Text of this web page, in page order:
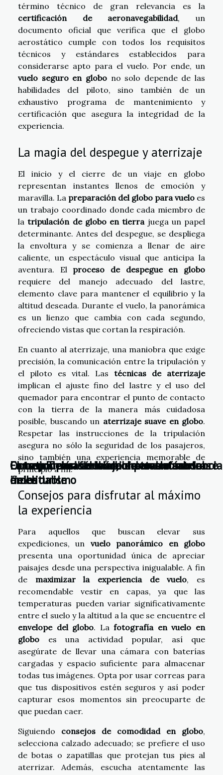
término técnico de gran relevancia es la
certificación de aeronavegabilidad, un
documento oficial que verifica que el globo
aerostático cumple con todos los requisitos
técnicos y estándares establecidos para
considerarse apto para el vuelo. Por ende, un
vuelo seguro en globono solo depende de las
habilidades del piloto, sino también de un
exhaustivo programa de mantenimiento y
certificación que asegura la integridad de la
experiencia.
La magia del despegue y aterrizaje
El inicio y el cierre de un viaje en globo
representan instantes llenos de emoción y
maravilla. La preparación del globo para vuelo es
un trabajo coordinado donde cada miembro de
latripulación de globo en tierrajuega un papel
determinante. Antes del despegue, se despliega
la envoltura y se comienza a llenar de aire
caliente, un espectáculo visual que anticipa la
aventura. El proceso de despegue en globo
requiere del manejo adecuado del lastre,
elemento clave para mantener el equilibrio y la
altitud deseada. Durante el vuelo, la panorámica
es un lienzo que cambia con cada segundo,
ofreciendo vistas que cortan la respiración.
En cuanto al aterrizaje, una maniobra que exige
precisión, la comunicación entre la tripulación y
el piloto es vital. Las técnicas de aterrizaje
implican el ajuste fino del lastre y el uso del
quemador para encontrar el punto de contacto
con la tierra de la manera más cuidadosa
posible, buscando un aterrizaje suave en globo.
Respetar las instrucciones de la tripulación
asegura no sólo la seguridad de los pasajeros,
sino también una experiencia memorable de
principio a fin.
Consejos para disfrutar al máximo
la experiencia
Para aquellos que buscan elevar sus
expediciones, un vuelo panorámico en globo
presenta una oportunidad única de apreciar
paisajes desde una perspectiva inigualable. A fin
de maximizar la experiencia de vuelo, es
recomendable vestir en capas, ya que las
temperaturas pueden variar significativamente
entre el suelo y la altitud a la que se encuentre el
envelope del globo. Lafotografía en vuelo en
globo es una actividad popular, así que
asegúrate de llevar una cámara con baterías
cargadas y espacio suficiente para almacenar
todas tus imágenes. Opta por usar correas para
que tus dispositivos estén seguros y así poder
capturar esos momentos sin preocuparte de
que puedan caer.
Siguiendo consejos de comodidad en globo,
selecciona calzado adecuado; se prefiere el uso
de botas o zapatillas que protejan tus pies al
aterrizar. Además, escucha atentamente las
El tren Transiberiano, una aventura sobre
rieles
La revolución de las bicicletas eléctricas
en el turismo
Consejos para un viaje en tren cómodo
La ruta del café colombiano: Un sabor
inolvidable
Opta por casas del árbol para una estancia
única